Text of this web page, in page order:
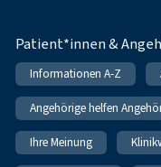
Patient*innen &
Informationen A-Z
Angehörige helfen
Ihre Meinung